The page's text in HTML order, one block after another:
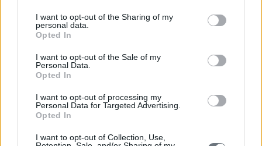
I want to opt-out of the Sharing of my
personal data.
Opted In
I want to opt-out of the Sale of my
Personal Data.
Opted In
I want to opt-out of processing my
Personal Data for Targeted Advertising.
Opted In
I want to opt-out of Collection, Use,